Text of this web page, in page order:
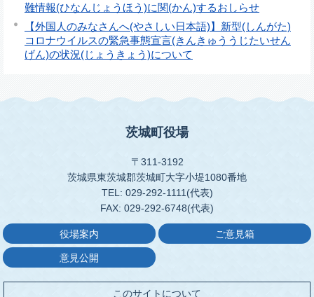
難情報(ひなんじょうほう)に関(かん)するおしらせ
【外国人のみなさんへ(やさしい日本語)】新型(しんがた)
コロナウイルスの緊急事態宣言(きんきゅううじたいせん
げん)の状況(じょうきょう)について
茨城町役場
〒311-3192
茨城県東茨城郡茨城町大字小堤1080番地
TEL: 029-292-1111(代表)
FAX: 029-292-6748(代表)
役場案内 ご意見箱
意見公開
このサイトについて